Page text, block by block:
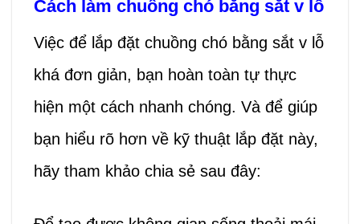
Cách làm chuồng chó bằng sắt v lỗ
Việc để lắp đặt chuồng chó bằng sắt v lỗ
khá đơn giản, bạn hoàn toàn tự thực
hiện một cách nhanh chóng. Và để giúp
bạn hiểu rõ hơn về kỹ thuật lắp đặt này,
hãy tham khảo chia sẻ sau đây: